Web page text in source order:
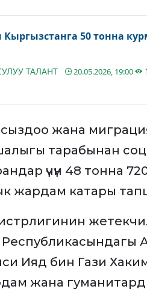
Кыргызстанга 50 тонна
ТАЛАНТ 20.05.2026, 19:00
жана
тарабынан
үчүн 48 тонна
жардам катары
Ияд бин Гази
жана